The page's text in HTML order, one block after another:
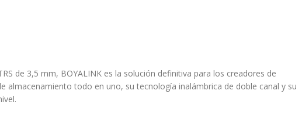
de 3,5 mm, BOYALINK es la solución definitiva para los creadores de
almacenamiento todo en uno, su tecnología inalámbrica de doble canal y su